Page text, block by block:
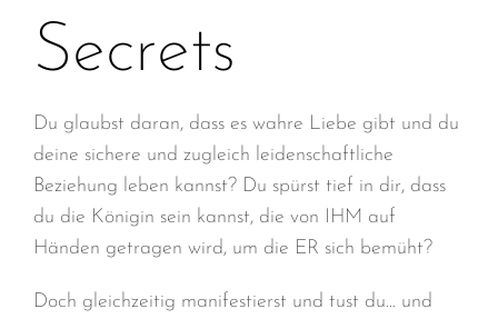
Secrets
Du glaubst daran, dass es wahre Liebe gibt und du
deine sichere und zugleich leidenschaftliche
Beziehung leben kannst? Du spürst tief in dir, dass
du die Königin sein kannst, die von IHM auf
Händen getragen wird, um die ER sich bemüht?
Doch gleichzeitig manifestierst und tust du… und